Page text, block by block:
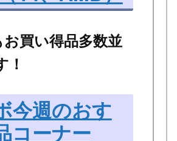
買い得品多数並
！
今週のおす
コーナー